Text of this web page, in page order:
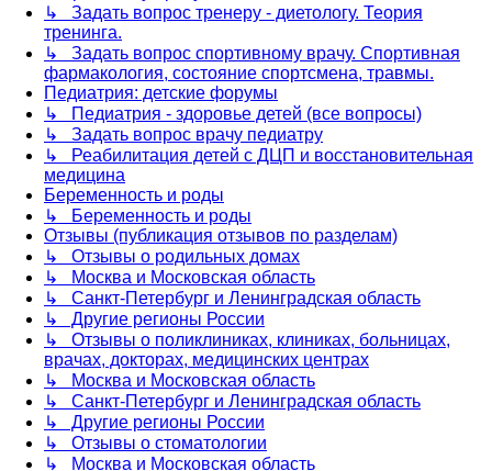
↳ Задать вопрос тренеру - диетологу. Теория
тренинга.
↳ Задать вопрос спортивному врачу. Спортивная
фармакология, состояние спортсмена, травмы.
Педиатрия: детские форумы
↳ Педиатрия - здоровье детей (все вопросы)
↳ Задать вопрос врачу педиатру
↳ Реабилитация детей с ДЦП и восстановительная
медицина
Беременность и роды
↳ Беременность и роды
Отзывы (публикация отзывов по разделам)
↳ Отзывы о родильных домах
↳ Москва и Московская область
↳ Санкт-Петербург и Ленинградская область
↳ Другие регионы России
↳ Отзывы о поликлиниках, клиниках, больницах,
врачах, докторах, медицинских центрах
↳ Москва и Московская область
↳ Санкт-Петербург и Ленинградская область
↳ Другие регионы России
↳ Отзывы о стоматологии
↳ Москва и Московская область